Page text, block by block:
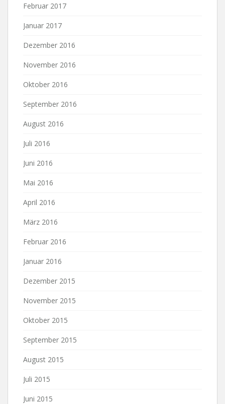
Februar 2017
Januar 2017
Dezember 2016
November 2016
Oktober 2016
September 2016
August 2016
Juli 2016
Juni 2016
Mai 2016
April 2016
März 2016
Februar 2016
Januar 2016
Dezember 2015
November 2015
Oktober 2015
September 2015
August 2015
Juli 2015
Juni 2015